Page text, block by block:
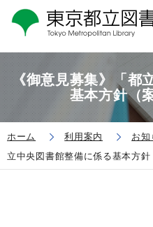
《御意見募集》「都
基本方針（
ホーム 利用案内 お知
立中央図書館整備に係る基本方